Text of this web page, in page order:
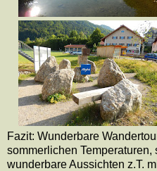
Fazit: Wunderbare
sommerlichen
wunderbare Aussichten z.T.